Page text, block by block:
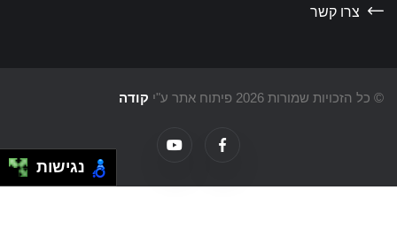
צרו קשר
כל הזכויות שמורות 2026 פיתוח אתר ע"י קודה
נגישות